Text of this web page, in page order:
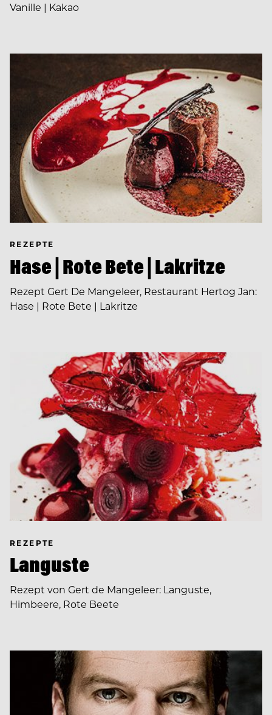
Vanille | Kakao
REZEPTE
Hase | Rote Bete | Lakritze
Rezept Gert De Mangeleer, Restaurant Hertog Jan:
Hase | Rote Bete | Lakritze
REZEPTE
Languste
Rezept von Gert de Mangeleer: Languste,
Himbeere, Rote Beete